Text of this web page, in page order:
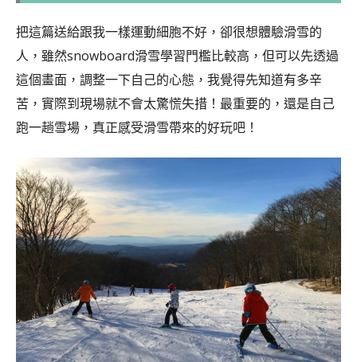
把這篇送給跟我一樣運動細胞不好，卻很想體驗滑雪的
人，雖然snowboard滑雪學習門檻比較高，但可以先透過
這個畫面，調整一下自己的心態，我覺得先知道有多辛
苦，實際到現場就不會太驚慌失措！最重要的，還是自己
跑一趟雪場，真正感受滑雪帶來的好玩吧！